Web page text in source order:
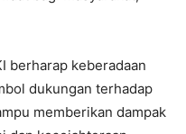
berharap keberadaan
dukungan terhadap
memberikan dampak